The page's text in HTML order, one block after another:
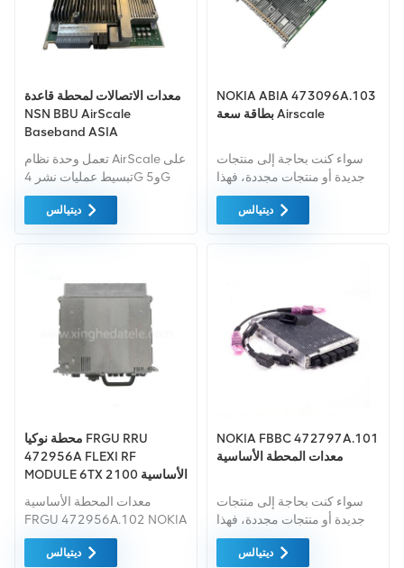
معدات الاتصالات لمحطة قاعدة
NSN BBU AirScale
Baseband ASIA
473095A.202 لـ
2G/3G/4G/5G BBU Nokia
تعمل وحدة نظام AirScale على
تبسيط عمليات نشر 4G و5G
Single RAN، يعمل على تبسيط
المواقع متعددة النطاقات
ديتيالس
NOKIA ABIA 473096A.103
بطاقة سعة Airscale
سواء كنت بحاجة إلى منتجات
جديدة أو منتجات مجددة، فهذا
أمر شامل الضمان كمعيار. نحن
فقط نشتري معدات السوق
توفير كل هذه بأفضل الأسعار
ديتيالس
محطة نوكيا FRGU RRU
472956A FLEXI RF
MODULE 6TX 2100 الأساسية
معدات المحطة الأساسية
FRGU 472956A.102 NOKIA
FRGU لنوكيا
ديتيالس
NOKIA FBBC 472797A.101
معدات المحطة الأساسية
سواء كنت بحاجة إلى منتجات
جديدة أو منتجات مجددة، فهذا
أمر شامل الضمان كمعيار. نحن
فقط نشتري معدات السوق
ديتيالس